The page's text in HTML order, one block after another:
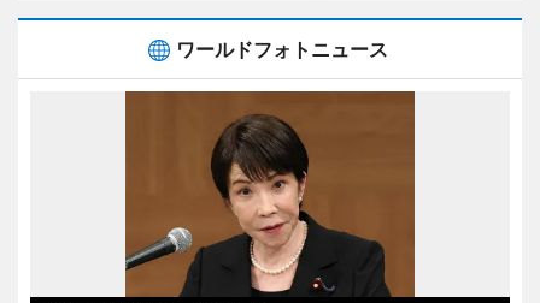
ワールドフォトニュース